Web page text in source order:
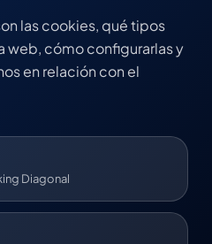
las cookies, qué tipos
web, cómo configurarlas y
en relación con el
Diagonal